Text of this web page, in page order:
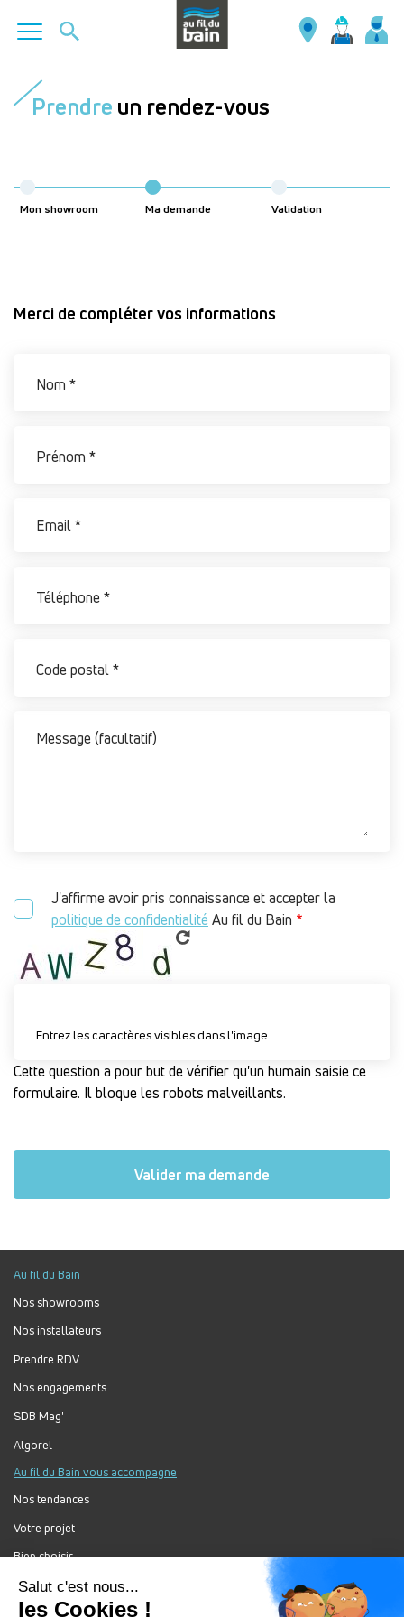
contenuPrendre un rendez-vous
Mon showroom Ma demande Validation
Merci de compléter vos informations
J'affirme avoir pris connaissance et accepter la
politique de confidentialitéAu fil du Bain
Entrez les caractères visibles dans l'image.
Cette question a pour but de vérifier qu'un humain saisie ce
formulaire. Il bloque les robots malveillants.
Au fil du Bain
Nos showrooms
Nos installateurs
Prendre RDV
Nos engagements
SDB Mag'
Algorel
Au fil du Bain vous accompagne
Nos tendances
Votre projet
Bien choisir
Forum Au Fil du Bain